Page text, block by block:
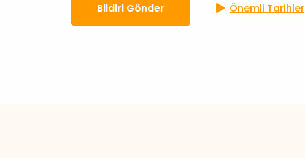
Bildiri Gönder Önemli Tarihler